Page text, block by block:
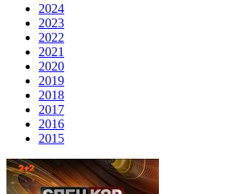
2024
2023
2022
2021
2020
2019
2018
2017
2016
2015